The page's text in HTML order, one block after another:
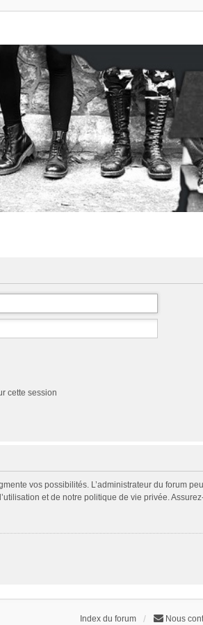
cette session
vos possibilités. L’administrateur du forum
et de notre politique de vie privée.
Index du forum Nous